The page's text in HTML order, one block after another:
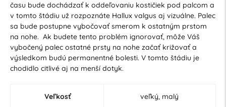
času bude dochádzať k oddeľovaniu kostičiek pod palcom a
v tomto štádiu už rozpoznáte Hallux valgus aj vizuálne. Palec
sa bude postupne vybočovať smerom k ostatným prstom
na nohe. Ak budete tento problém ignorovať, môže Váš
vybočený palec ostatné prsty na nohe začať križovať a
výsledkom budú permanentné bolesti. V tomto štádiu je
chodidlo citlivé aj na menší dotyk.
Veľkosť veľký, malý